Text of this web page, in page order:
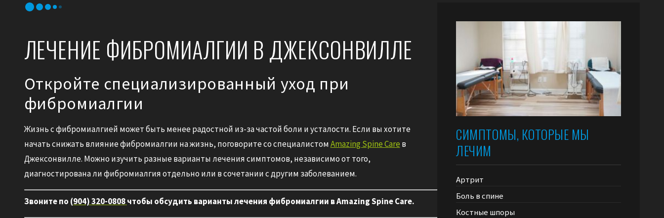
ЛЕЧЕНИЕ ФИБРОМИАЛГИИ В ДЖЕКСОНВИЛЛЕ
Откройте специализированный уход при
фибромиалгии
Жизнь с фибромиалгией может быть менее радостной из-за частой боли и усталости. Если вы хотите
начать снижать влияние фибромиалгии на жизнь, поговорите со специалистомAmazing Spine Care в
Джексонвилле. Можно изучить разные варианты лечения симптомов, независимо от того,
диагностирована ли фибромиалгия отдельно или в сочетании с другим заболеванием.
Звоните по (904) 320-0808 чтобы обсудить варианты лечения фибромиалгии в Amazing Spine Care.
СИМПТОМЫ, КОТОРЫЕ МЫ
ЛЕЧИМ
Артрит
Боль в спине
Костные шпоры